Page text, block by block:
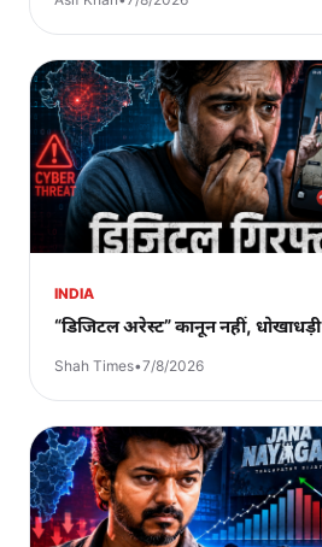
INDIA
“डिजिटल अरेस्ट” कानून नहीं, धोखाधड़ी
Shah Times•7/8/2026